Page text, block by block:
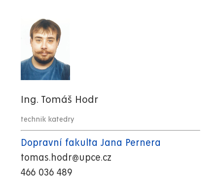
Ing. Tomáš Hodr
technik katedry
Dopravní fakulta Jana Pernera
tomas.hodr@upce.cz
466 036 489